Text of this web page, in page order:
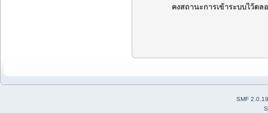
คงสถานะการเข้าระบบไว้ตล
SMF 2.0.19